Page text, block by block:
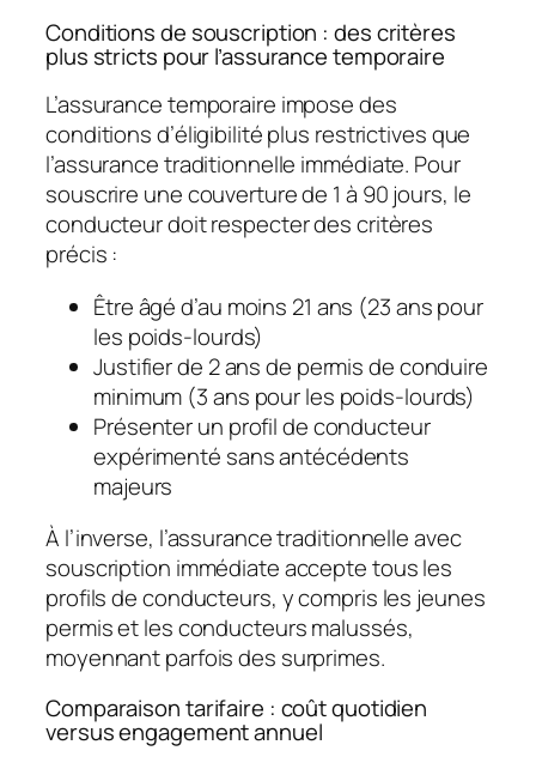
Conditions de souscription : des critères
plus stricts pour l’assurance temporaire
L’assurance temporaire impose des
conditions d’éligibilité plus restrictives que
l’assurance traditionnelle immédiate. Pour
souscrire une couverture de 1 à 90 jours, le
conducteur doit respecter des critères
précis :
Être âgé d’au moins 21 ans (23 ans pour
les poids-lourds)
Justifier de 2 ans de permis de conduire
minimum (3 ans pour les poids-lourds)
Présenter un profil de conducteur
expérimenté sans antécédents
majeurs
À l’inverse, l’assurance traditionnelle avec
souscription immédiate accepte tous les
profils de conducteurs, y compris les jeunes
permis et les conducteurs malussés,
moyennant parfois des surprimes.
Comparaison tarifaire : coût quotidien
versus engagement annuel